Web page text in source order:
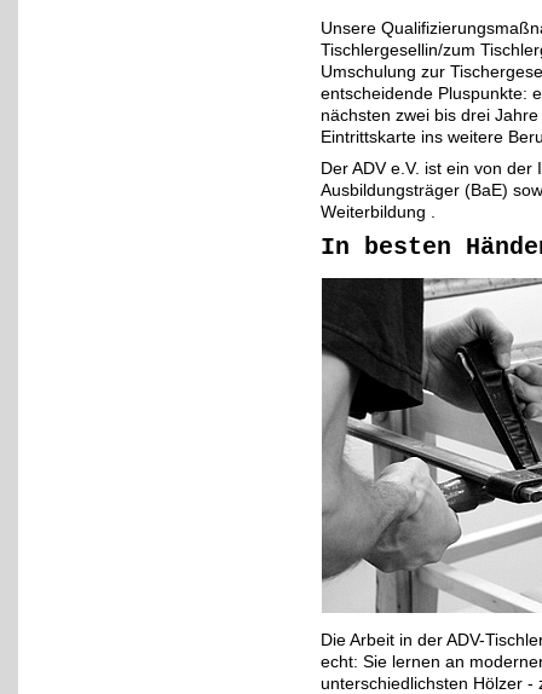
Unsere
Tischlergesellin/zum
Umschulung zur
entscheidende Pluspunkte:
nächsten zwei bis drei
Eintrittskarte ins weitere
Der ADV e.V. ist ein von
Ausbildungsträger (BaE)
Weiterbildung .
In besten
Die Arbeit in der ADV-
echt: Sie lernen an
unterschiedlichsten Hölzer -